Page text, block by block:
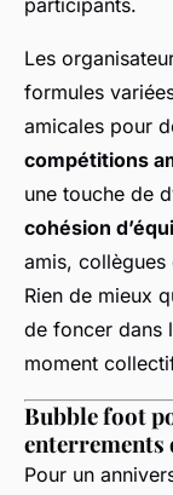
participants.
Les
formules
amicales pour
compétitions
une touche de
cohésion
amis, collègues
Rien de mieux
de foncer dans
moment
Bubble foot
enterrements
Pour un